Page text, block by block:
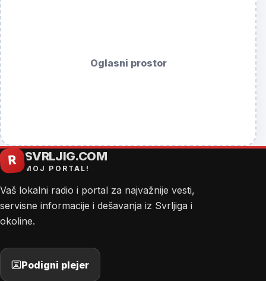
Oglasni prostor
R SVRLJIG.COM
MOJ PORTAL!
Vaš lokalni radio i portal za najvažnije vesti,
servisne informacije i dešavanja iz Svrljiga i
okoline.
Podigni plejer